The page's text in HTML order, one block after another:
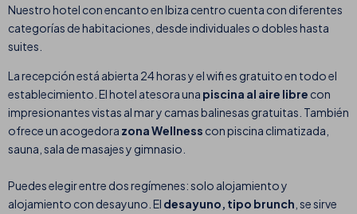
Nuestro hotel con encanto en Ibiza centro cuenta con diferentes
categorías de habitaciones, desde individuales o dobles hasta
suites.
La recepción está abierta 24 horas y el wifi es gratuito en todo el
establecimiento. El hotel atesora una piscina al aire libre con
impresionantes vistas al mar y camas balinesas gratuitas. También
ofrece un acogedora zona Wellness con piscina climatizada,
sauna, sala de masajes y gimnasio.
Puedes elegir entre dos regímenes: solo alojamiento y
alojamiento con desayuno. El desayuno, tipo brunch , se sirve